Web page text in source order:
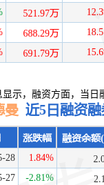
显示，融资方面，当